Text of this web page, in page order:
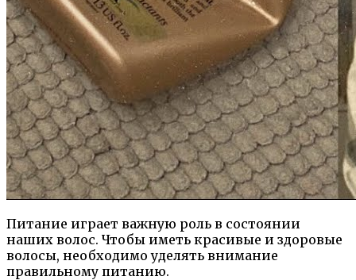
Питание играет важную роль в состоянии
наших волос. Чтобы иметь красивые и здоровые
волосы, необходимо уделять внимание
правильному питанию.